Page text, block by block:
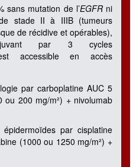
sans mutation de l’EGFRni
stade II à IIIB (tumeurs
de récidive et opérables),
par 3 cycles
est accessible en accès
par carboplatine AUC 5
ou 200 mg/m²) + nivolumab
par cisplatine
(1000 ou 1250 mg/m²) +